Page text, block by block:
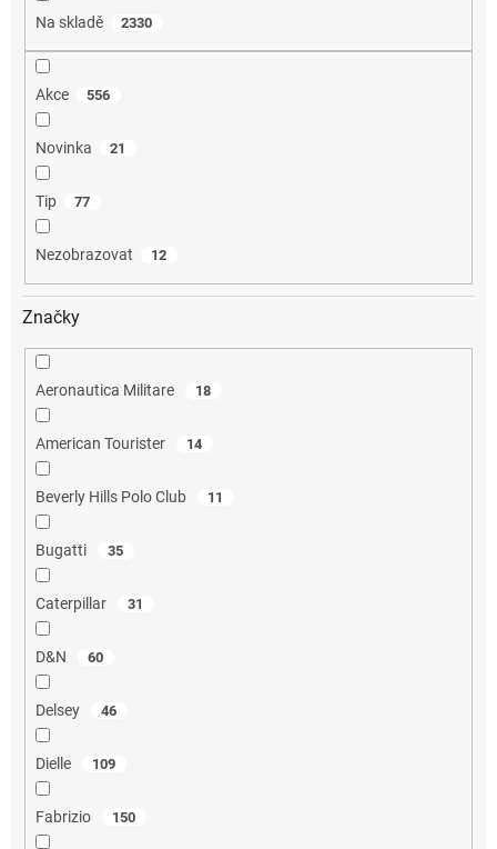
Na skladě 2330
Akce 556
Novinka 21
Tip 77
Nezobrazovat 12
Značky
Aeronautica Militare 18
American Tourister 14
Beverly Hills Polo Club 11
Bugatti 35
Caterpillar 31
D&N 60
Delsey 46
Dielle 109
Fabrizio 150